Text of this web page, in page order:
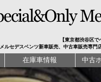
【東京都渋谷区
メルセデスベンツ新車販売、中古車販売専
在庫車情報 中古